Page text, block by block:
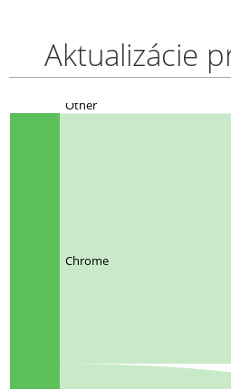
Aktualizácie
Other
Chrome